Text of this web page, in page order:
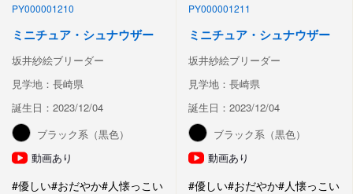
PY000001210
ミニチュア・シュナウザー
坂井紗絵ブリーダー
見学地：長崎県
誕生日：2023/12/04
ブラック系（黒色）
動画あり
#優しい#おだやか#人懐っこい
PY000001211
ミニチュア・シュナウザー
坂井紗絵ブリーダー
見学地：長崎県
誕生日：2023/12/04
ブラック系（黒色）
動画あり
#優しい#おだやか#人懐っこい